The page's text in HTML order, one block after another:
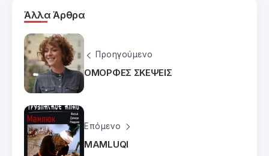
Άλλα Άρθρα
Προηγούμενο
ΟΜΟΡΦΕΣ ΣΚΕΨΕΙΣ
Επόμενο
MAMLUQI